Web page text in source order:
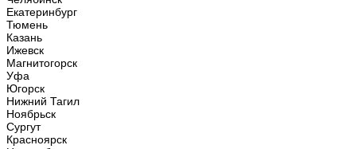
Екатеринбург
Тюмень
Казань
Ижевск
Магнитогорск
Уфа
Югорск
Нижний Тагил
Ноябрьск
Сургут
Красноярск